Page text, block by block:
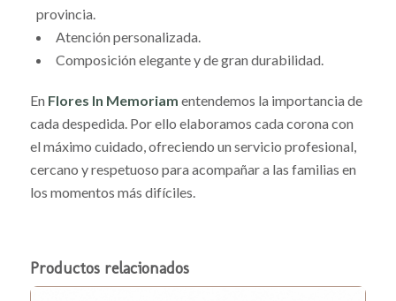
provincia.
Atención personalizada.
Composición elegante y de gran durabilidad.
En Flores In Memoriam entendemos la importancia de
cada despedida. Por ello elaboramos cada corona con
el máximo cuidado, ofreciendo un servicio profesional,
cercano y respetuoso para acompañar a las familias en
los momentos más difíciles.
Productos relacionados